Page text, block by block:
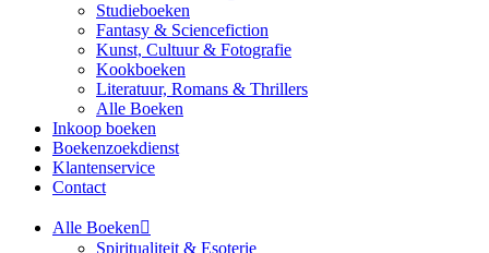
Studieboeken
Fantasy & Sciencefiction
Kunst, Cultuur & Fotografie
Kookboeken
Literatuur, Romans & Thrillers
Alle Boeken
Inkoop boeken
Boekenzoekdienst
Klantenservice
Contact
Alle Boeken
Spiritualiteit & Esoterie